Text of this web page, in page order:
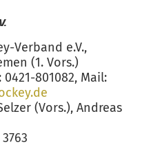
Verband e.V.,
(1. Vors.)
801082, Mail:
(Vors.), Andreas